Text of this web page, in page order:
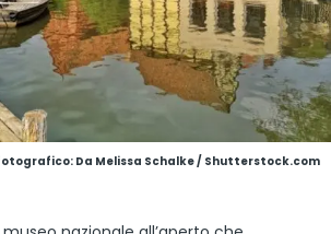
Da Melissa Schalke / Shutterstock.com